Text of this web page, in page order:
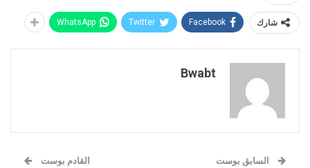
شارك Facebook
Twitter
WhatsApp
Bwabt
السابق بوست القادم بوست